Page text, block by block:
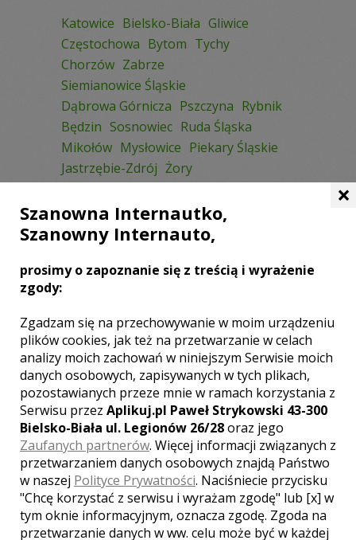
Katowice Bielsko-Biała Gliwice
Częstochowa Bytom Tychy
Chorzów Zabrze
Siemianowice Śląskie
Dąbrowa Górnicza Pszczyna Rybnik
Będzin Sosnowiec Ruda Śląska
Mikołów Mysłowice Piekary Śląskie
Jastrzębie-Zdrój Żory
WYNAJEM SAMOCHODÓW
ŚLUBNYCH TARNOWSKIE GÓRY -
Ślub jest wydarzeniem, które potrafi nas
pochłonąć bez reszty. Żyjemy nim
zdecydowanie wcześniej, a często nawet
z rocznym wyprzedzeniem załatwiamy
sprawy związane ze ślubem. Wśród wielu
z nich na czoło wysuwa sięrezerwacja
terminu w kościele albo w Urzędzie
Stanu Cywilnego. Jeżeli planujemy
przyjęcie weselne załatwiamy miejsce w
lokalu. Podczas ślubu i wesela
zaangażowanych jest wiele osób, których
również powinniśmy zdecydowanie
wcześniej wybrać, ponieważ wiąże się to
z rezerwacją. W innym przypadku nie
×
Szanowna Internautko,
Szanowny Internauto,
prosimy o zapoznanie się z treścią i wyrażenie
zgody:
Zgadzam się na przechowywanie w moim urządzeniu
plików cookies, jak też na przetwarzanie w celach
analizy moich zachowań w niniejszym Serwisie moich
danych osobowych, zapisywanych w tych plikach,
pozostawianych przeze mnie w ramach korzystania z
Serwisu przez Aplikuj.pl Paweł Strykowski 43-300
Bielsko-Biała ul. Legionów 26/28oraz jego
Zaufanych partnerów. Więcej informacji związanych z
przetwarzaniem danych osobowych znajdą Państwo
w naszej Polityce Prywatności. Naciśniecie przycisku
"Chcę korzystać z serwisu i wyrażam zgodę" lub [x] w
tym oknie informacyjnym, oznacza zgodę. Zgoda na
przetwarzanie danych w ww. celu może być w każdej